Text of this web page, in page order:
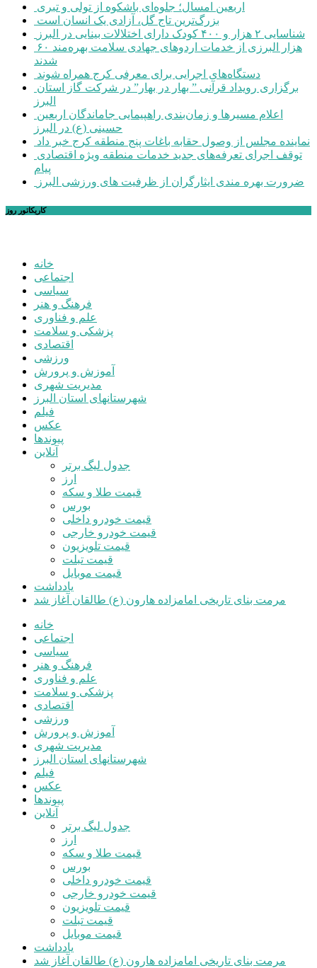
اربعین امسال؛ جلوه‌ای باشکوه از تولی و تبری
بزرگ‌ترین تاج گل، آزادی یک انسان است
شناسایی ۲ هزار و ۴۰۰ کودک دارای اختلالات بینایی در البرز
۶۰ هزار البرزی از خدمات اردوهای جهادی سلامت بهره‌مند
شدند
دستگاه‌های اجرایی برای معرفی کرج همراه شوند
البرز
حسینی (ع) در البرز
نماینده مجلس از وصول حقابه باغات پنج منطقه کرج خبر داد
پیام
ضرورت بهره مندی ایثارگران از ظرفیت های ورزشی البرز
کاریکاتور روز
خانه
اجتماعی
سیاسی
فرهنگ و هنر
علم و فناوری
پزشکی و سلامت
اقتصادی
ورزشی
آموزش و پرورش
مدیریت شهری
شهرستانهای استان البرز
فیلم
عکس
پیوندها
آنلاین
جدول لیگ برتر
ارز
قیمت طلا و سکه
بورس
قیمت خودرو داخلی
قیمت خودرو خارجی
قیمت تلویزیون
قیمت تبلت
قیمت موبایل
یادداشت
مرمت بنای تاریخی امامزاده هارون (ع) طالقان آغاز شد
خانه
اجتماعی
سیاسی
فرهنگ و هنر
علم و فناوری
پزشکی و سلامت
اقتصادی
ورزشی
آموزش و پرورش
مدیریت شهری
شهرستانهای استان البرز
فیلم
عکس
پیوندها
آنلاین
جدول لیگ برتر
ارز
قیمت طلا و سکه
بورس
قیمت خودرو داخلی
قیمت خودرو خارجی
قیمت تلویزیون
قیمت تبلت
قیمت موبایل
یادداشت
مرمت بنای تاریخی امامزاده هارون (ع) طالقان آغاز شد